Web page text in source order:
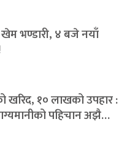
भण्डारी, ४ बजे नयाँ
खरिद, १० लाखको उपहार :
पहिचान अझै…